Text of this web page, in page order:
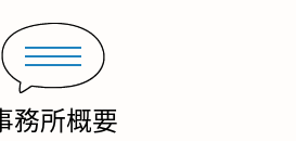
務所概要